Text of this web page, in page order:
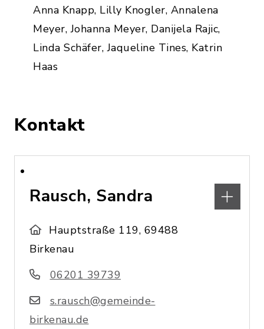
Anna Knapp, Lilly Knogler, Annalena
Meyer, Johanna Meyer, Danijela Rajic,
Linda Schäfer, Jaqueline Tines, Katrin
Haas
Kontakt
Rausch, Sandra
Hauptstraße 119, 69488
Birkenau
06201 39739
s.rausch@gemeinde-
birkenau.de